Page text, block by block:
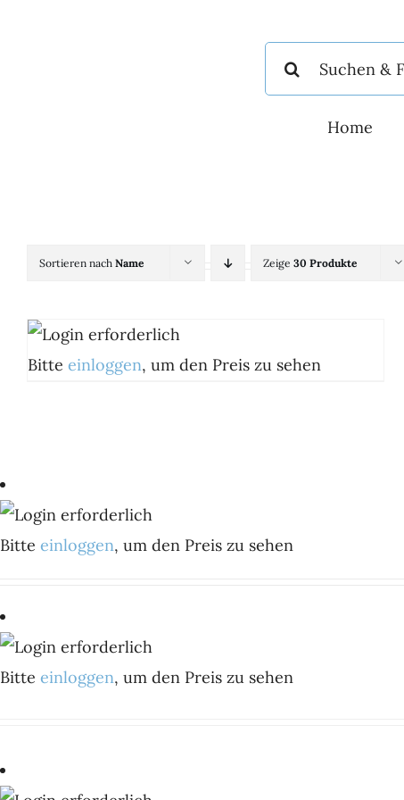
Home
Sortieren nach Name Zeige 30 Produkte
Bitte einloggen, um den Preis zu sehen
Bitte einloggen, um den Preis zu sehen
Bitte einloggen, um den Preis zu sehen